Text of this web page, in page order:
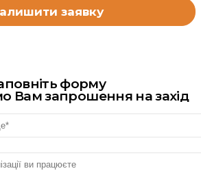
форму
Вам запрошення на захід